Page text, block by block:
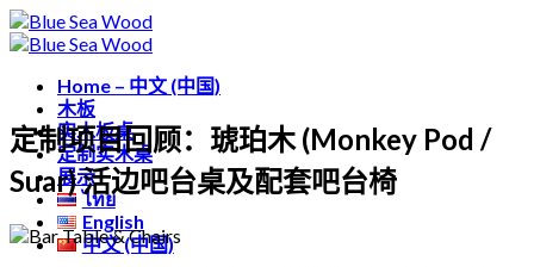
跳
到
Home – 中文 (中国)
木板
实木板桌
定制实木桌
展示
ไทย
English
中文 (中国)
定制项目回顾：琥珀木 (Monkey Pod /
Suar) 活边吧台桌及配套吧台椅
Free shipping for all Products (Length not over 2